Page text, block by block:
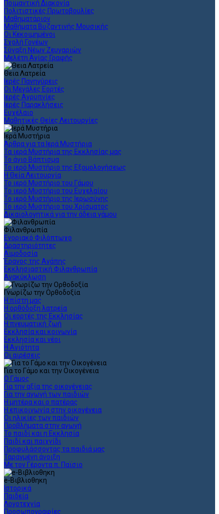
Ποιμαντική Διακονία
Πολιτιστικές Πρωτοβουλίες
Μαθηματάριον
Μαθήματα Βυζαντινής Μουσικής
Οι Κεκοιμημένοι
Σχολή Γονέων
Σύναξη Νέων Ζευγαριών
Μελέτη Αγίας Γραφής
Θεια Λατρεία
Ιερές Πανηγύρεις
Οι Μεγάλες Εορτές
Ιερές Αγρυπνίες
Ιερές Παρακλήσεις
Ευχέλαιο
Μαθητικές Θείες Λειτουργίες
Ιερά Μυστήρια
Άρθρα για τα Ιερά Μυστήρια
Τα ιερά Μυστήρια της Εκκλησίας μας
Το άγιο Βάπτισμα
Το ιερό Μυστήριο της Εξομολογήσεως
Η Θεία Λειτουργία
Το ιερό Μυστήριο του Γάμου
Το ιερό Μυστήριο του Ευχελαίου
Το ιερό Μυστήριο της Ιερωσύνης
Το ιερό Μυστήριο του Χρίσματος
Δικαιολογητικά για την άδεια γάμου
Φιλανθρωπία
Ενοριακό Φιλόπτωχο
Δραστηριότητες
Αιμοδοσία
Έρανος της Αγάπης
Εκκλησιαστική Φιλανθρωπία
Ανακύκλωση
Γνωρίζω την Ορθοδοξία
Η πίστη μας
Η ορθόδοξη λατρεία
Οι εορτές της Εκκλησίας
Η πνευματική ζωή
Εκκλησία και κοινωνία
Εκκλησία και νέοι
Η Αγιότητα
Οι αιρέσεις
Για το Γάμο και την Οικογένεια
Ο Γάμος
Για την αξία της οικογένειας
Για την αγωγή των παιδιών
Η μητέρα και ο πατέρας
Η επικοινωνία στην οικογένεια
Οι ηλικίες των παιδιών
Προβλήματα στην αγωγή
Το παιδί και η Εκκλησία
Παιδί και παιχνίδι
Προφυλάσσοντας τα παιδιά μας
Ταραγμένη άνοιξη
Με τον Γέροντα π. Παϊσιο
e-Βιβλιοθηκη
Ιστορικά
Παιδεία
Λογοτεχνία
Προσωπογραφίες